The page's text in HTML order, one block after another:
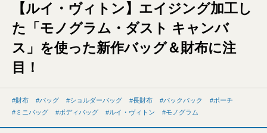
【ルイ・ヴィトン】エイジング加工し
た「モノグラム・ダスト キャンバ
ス」を使った新作バッグ＆財布に注
目！
財布 バッグ ショルダーバッグ 長財布 バックパック
ポーチ
ミニバッグ
ボディバッグ ルイ・ヴィトン モノグラム